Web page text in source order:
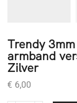
Trendy
armband
Zilver
€ 6,00